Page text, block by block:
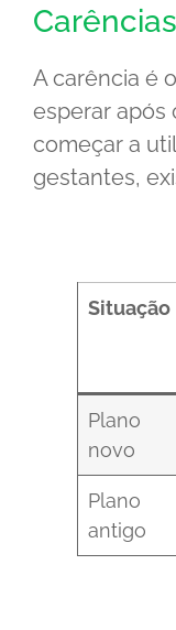
A carência é
esperar após
começar a
gestantes,
Situação
Plano
novo
Plano
antigo